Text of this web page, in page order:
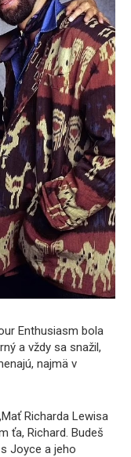
Enthusiasm bola
a vždy sa snažil,
najmä v
Richarda Lewisa
ťa, Richard. Budeš
Joyce a jeho